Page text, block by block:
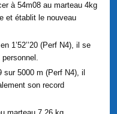
à 54m08 au marteau 4kg
et établit le nouveau
1’52’’20 (Perf N4), il se
sur 5000 m (Perf N4), il
son record